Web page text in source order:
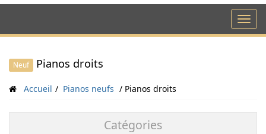
Neuf Pianos droits
Accueil Pianos neufs Pianos droits
Catégories